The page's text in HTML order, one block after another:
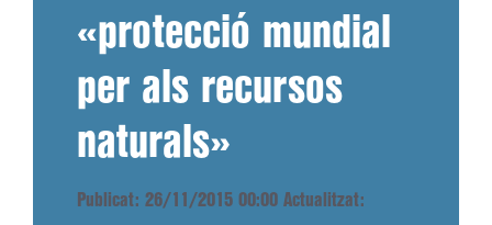
«protecció mundial
per als recursos
naturals»
Publicat: 26/11/2015 00:00 Actualitzat: